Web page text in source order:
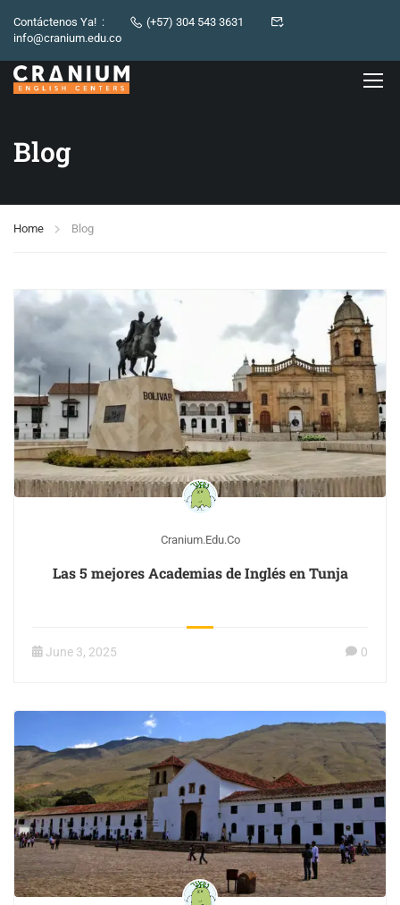
Contáctenos Ya! :
(+57) 304 543 3631
info@cranium.edu.co
Blog
Home Blog
Cranium.edu.co
Las 5 mejores Academias de Inglés en Tunja
June 3, 2025 0